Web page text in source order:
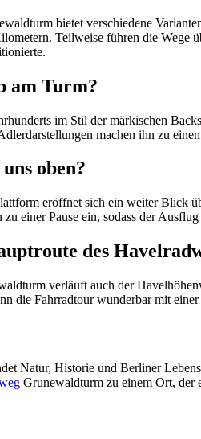
bietet verschiedene
Teilweise führen die
am Turm?
im Stil der märkischen
machen ihn zu
oben?
eröffnet sich ein weiter Blick
einer Pause ein, sodass der
des
verläuft auch der
die Fahrradtour wunderbar mit
Natur, Historie und Berliner
Grunewaldturm zu einem Ort, der